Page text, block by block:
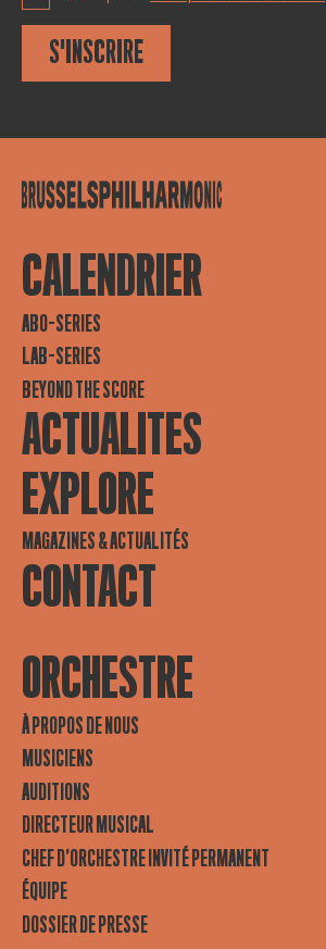
S'INSCRIRE
CALENDRIER
ABO-SERIES
LAB-SERIES
BEYOND THE SCORE
ACTUALITES
EXPLORE
MAGAZINES & ACTUALITÉS
CONTACT
ORCHESTRE
À PROPOS DE NOUS
MUSICIENS
AUDITIONS
DIRECTEUR MUSICAL
CHEF D’ORCHESTRE INVITÉ PERMANENT
ÉQUIPE
DOSSIER DE PRESSE